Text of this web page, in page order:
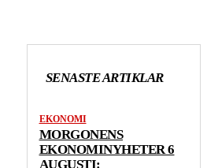
SENASTE ARTIKLAR
EKONOMI
MORGONENS
EKONOMINYHETER 6
AUGUSTI: